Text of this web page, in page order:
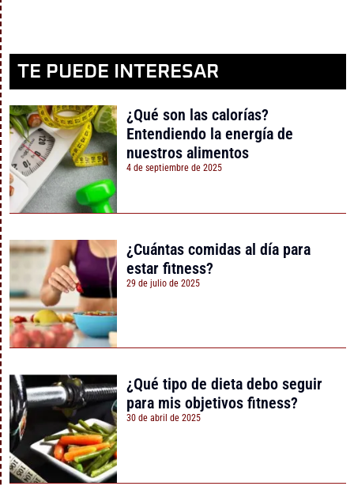
TE PUEDE INTERESAR
¿Qué son las calorías?
Entendiendo la energía de
nuestros alimentos
4 de septiembre de 2025
¿Cuántas comidas al día para
estar fitness?
29 de julio de 2025
¿Qué tipo de dieta debo seguir
para mis objetivos fitness?
30 de abril de 2025